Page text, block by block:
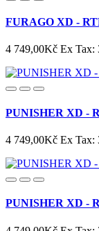
FURAGO XD -
4 749,00Kč Ex Tax:
PUNISHER XD -
4 749,00Kč Ex Tax:
PUNISHER XD -